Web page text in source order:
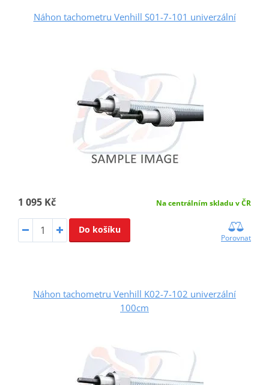
Náhon tachometru Venhill S01-7-101 univerzální
1 095 Kč Na centrálním skladu v ČR
Do košíku
Porovnat
Náhon tachometru Venhill K02-7-102 univerzální
100cm